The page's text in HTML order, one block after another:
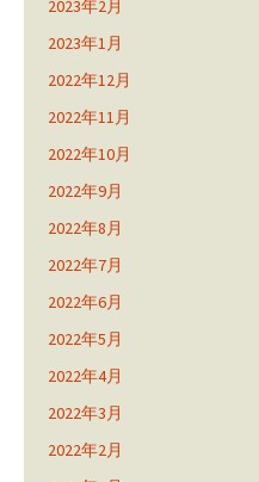
2023年2月
2023年1月
2022年12月
2022年11月
2022年10月
2022年9月
2022年8月
2022年7月
2022年6月
2022年5月
2022年4月
2022年3月
2022年2月